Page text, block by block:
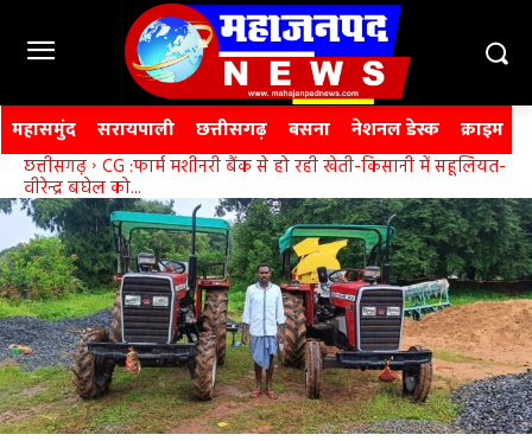
महासमुंद सरायपाली छत्तीसगढ़ बसना नेशनल डेस्क क्राइम
छत्तीसगढ़ CG :फार्म मशीनरी बैंक से हो रही खेती-किसानी में सहूलियत-
वीरेन्द्र बघेल को...